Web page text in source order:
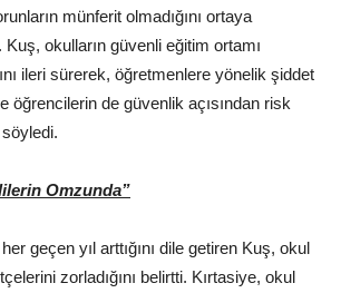
münferit olmadığını ortaya
okulların güvenli eğitim ortamı
ileri sürerek, öğretmenlere yönelik şiddet
öğrencilerin de güvenlik açısından risk
Omzunda”
geçen yıl arttığını dile getiren Kuş, okul
zorladığını belirtti. Kırtasiye, okul